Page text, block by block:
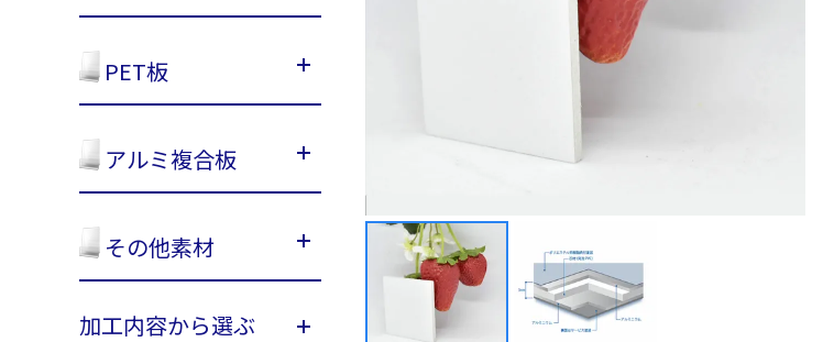
PET板
アルミ複合板
その他素材
加工内容から選ぶ